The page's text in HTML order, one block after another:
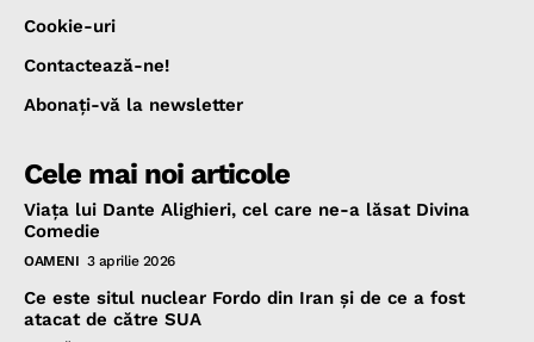
Cookie-uri
Contactează-ne!
Abonaţi-vă la newsletter
Cele mai noi articole
Viața lui Dante Alighieri, cel care ne-a lăsat Divina
Comedie
OAMENI 3 aprilie 2026
Ce este situl nuclear Fordo din Iran și de ce a fost
atacat de către SUA